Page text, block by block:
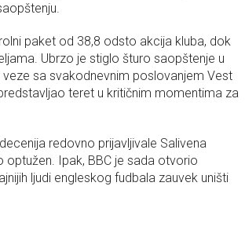
paket od 38,8 odsto akcija kluba, dok
Ubrzo je stiglo šturo saopštenje u
sa svakodnevnim poslovanjem Vest
teret u kritičnim momentima za
redovno prijavljivale Salivena
optužen. Ipak, BBC je sada otvorio
ljudi engleskog fudbala zauvek uništi